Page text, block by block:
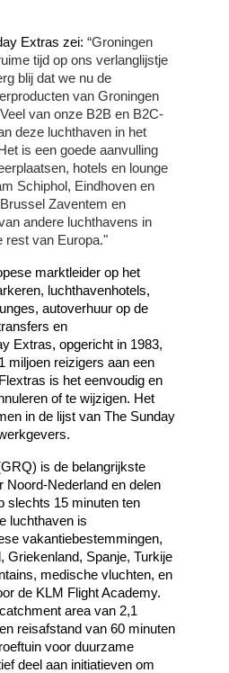
Extras zei: “Groningen
tijd op ons verlanglijstje
blij dat we nu de
van Groningen
van onze B2B en B2C-
deze luchthaven in het
is een goede aanvulling
hotels en lounge
Schiphol, Eindhoven en
Zaventem en
andere luchthavens in
rest van Europa."
marktleider op het
luchthavenhotels,
autoverhuur op de
en
Extras, opgericht in 1983,
miljoen reizigers aan een
is het eenvoudig en
of te wijzigen. Het
in de lijst van The Sunday
is de belangrijkste
Noord-Nederland en delen
slechts 15 minuten ten
luchthaven is
vakantiebestemmingen,
Griekenland, Spanje, Turkije
medische vluchten, en
de KLM Flight Academy.
area van 2,1
reisafstand van 60 minuten
voor duurzame
deel aan initiatieven om